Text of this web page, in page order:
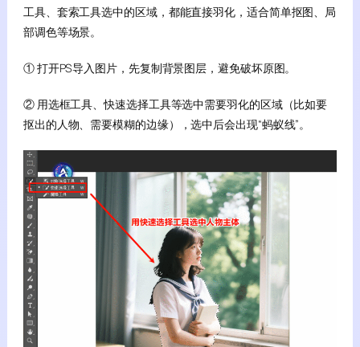
工具、套索工具选中的区域，都能直接羽化，适合简单抠图、局
部调色等场景。
① 打开PS导入图片，先复制背景图层，避免破坏原图。
② 用选框工具、快速选择工具等选中需要羽化的区域（比如要
抠出的人物、需要模糊的边缘），选中后会出现“蚂蚁线”。